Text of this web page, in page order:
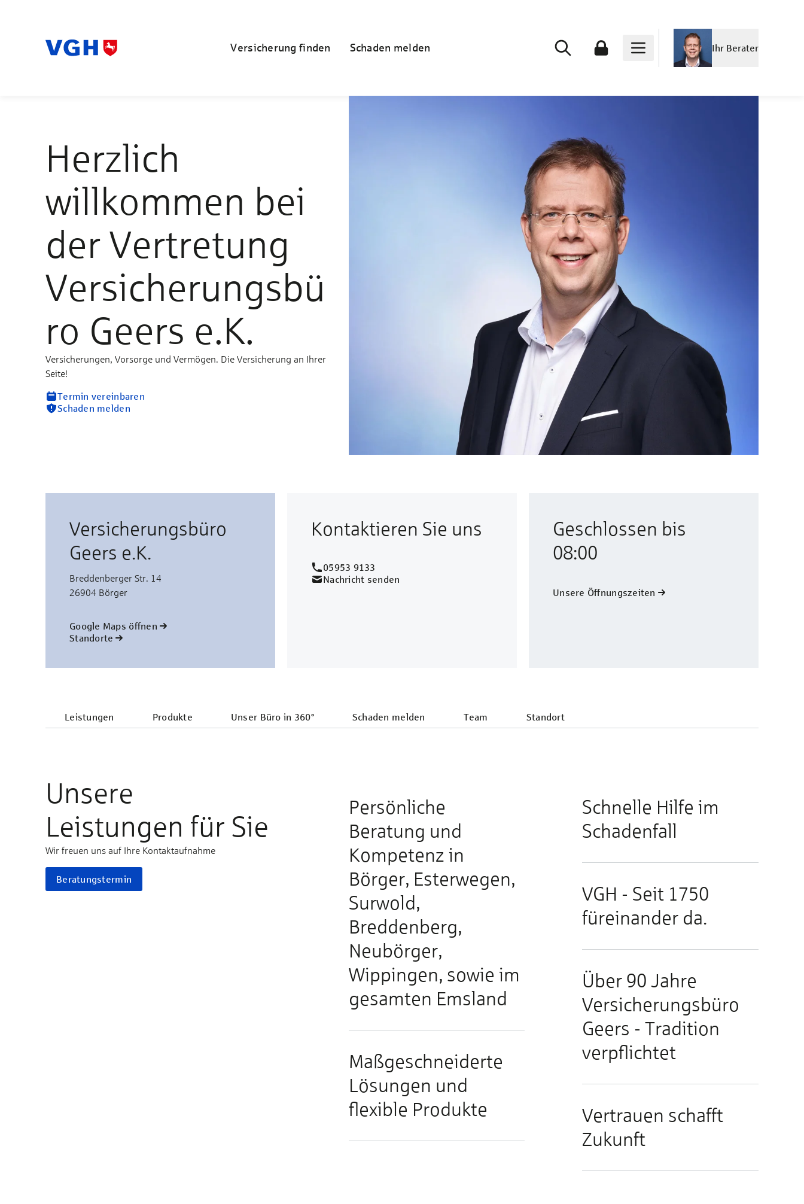
Versicherung finden Schaden melden Ihr Berater
Herzlich
willkommen bei
der Vertretung
Versicherungsbü
ro Geers e.K.
Versicherungen, Vorsorge und Vermögen. Die Versicherung an Ihrer
Seite!
Termin vereinbaren
Schaden melden
Versicherungsbüro
Geers e.K.
Breddenberger Str. 14
26904 Börger
Google Maps öffnen
Standorte
Kontaktieren Sie uns
05953 9133
Nachricht senden
Geschlossen bis
08:00
Unsere Öffnungszeiten
Leistungen Produkte Unser Büro in 360° Schaden melden Team Standort
Unsere
Leistungen für Sie
Wir freuen uns auf Ihre Kontaktaufnahme
Beratungstermin
Persönliche
Beratung und
Kompetenz in
Börger, Esterwegen,
Surwold,
Breddenberg,
Neubörger,
Wippingen, sowie im
gesamten Emsland
Maßgeschneiderte
Lösungen und
flexible Produkte
Schnelle Hilfe im
Schadenfall
VGH - Seit 1750
füreinander da.
Über 90 Jahre
Versicherungsbüro
Geers - Tradition
verpflichtet
Vertrauen schafft
Zukunft